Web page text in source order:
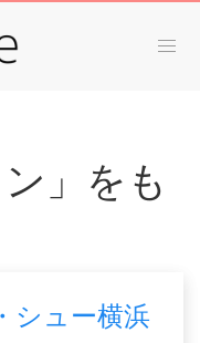
」をも
シュー横浜